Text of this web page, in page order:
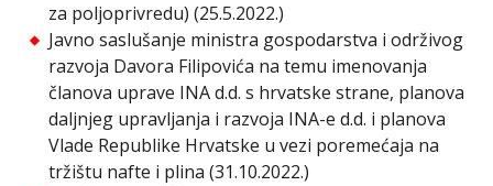
za poljoprivredu) (25.5.2022.)
Javno saslušanje ministra gospodarstva i održivog
razvoja Davora Filipovića na temu imenovanja
članova uprave INA d.d. s hrvatske strane, planova
daljnjeg upravljanja i razvoja INA-e d.d. i planova
Vlade Republike Hrvatske u vezi poremećaja na
tržištu nafte i plina (31.10.2022.)